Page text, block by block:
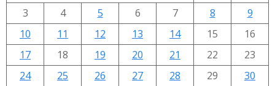
3
4 5 6 7 8
9
10
11 12 13 14 15
16
17
18 19 20 21 22
23
24
25 26 27 28 29 30